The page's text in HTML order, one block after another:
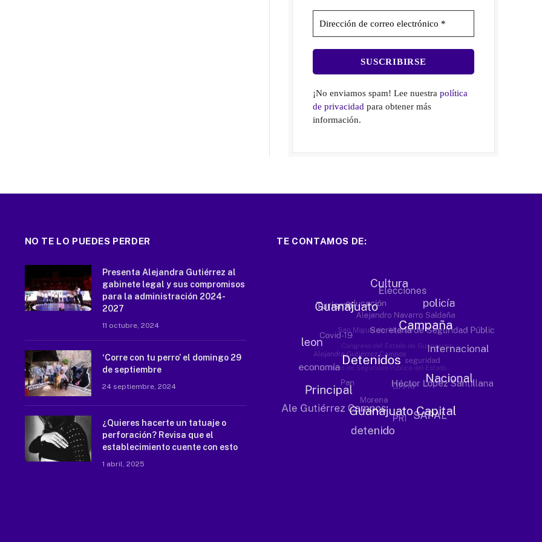
¡No enviamos spam! Lee nuestrapolítica
de privacidad para obtener más
información.
NO TE LO PUEDES PERDER
Presenta Alejandra Gutiérrez al
gabinete legal y sus compromisos
para la administración 2024-
2027
11 octubre, 2024
‘Corre con tu perro’ el domingo 29
de septiembre
24 septiembre, 2024
¿Quieres hacerte un tatuaje o
perforación? Revisa que el
establecimiento cuente con esto
1 abril, 2025
TE CONTAMOS DE: